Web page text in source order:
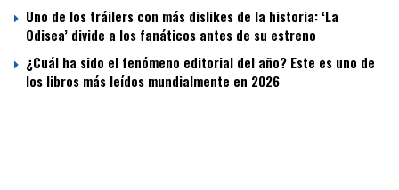
Uno de los tráilers con más dislikes de la historia: ‘La
Odisea’ divide a los fanáticos antes de su estreno
¿Cuál ha sido el fenómeno editorial del año? Este es uno de
los libros más leídos mundialmente en 2026